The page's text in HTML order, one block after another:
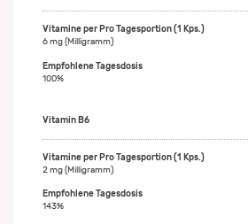
6 mg (Milligramm)
100%
Vitamin B6
2 mg (Milligramm)
143%